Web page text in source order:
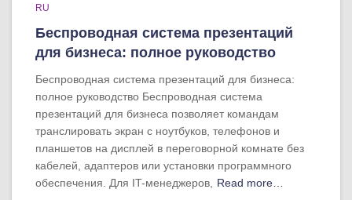
RU
Беспроводная система презентаций
для бизнеса: полное руководство
Беспроводная система презентаций для бизнеса:
полное руководство Беспроводная система
презентаций для бизнеса позволяет командам
транслировать экран с ноутбуков, телефонов и
планшетов на дисплей в переговорной комнате без
кабелей, адаптеров или установки программного
обеспечения. Для IT-менеджеров,
Read more…